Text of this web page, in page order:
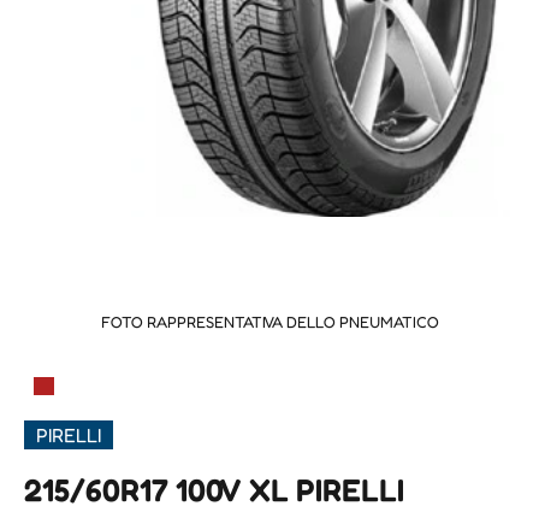
FOTO RAPPRESENTATIVA DELLO PNEUMATICO
▀
PIRELLI
215/60R17 100V XL PIRELLI